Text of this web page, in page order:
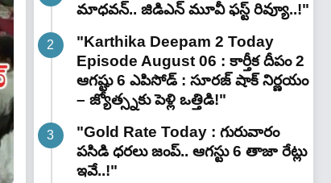
మాధవన్.. జిడిఎన్ మూవీ ఫ‌స్ట్ రివ్యూ..!"
"Karthika Deepam 2 Today
Episode August 06 : కార్తీక దీపం 2
ఆగష్టు 6 ఎపిసోడ్ : సూరజ్ షాక్ నిర్ణయం
– జ్యోత్స్నకు పెళ్లి ఒత్తిడి!"
"Gold Rate Today : గురువారం
పసిడి ధరలు జంప్.. ఆగస్టు 6 తాజా రేట్లు
ఇవే..!"